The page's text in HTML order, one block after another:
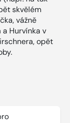
skvělém
vážně
Hurvínka v
opět